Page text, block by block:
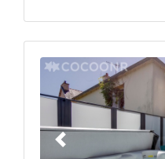
Précédent